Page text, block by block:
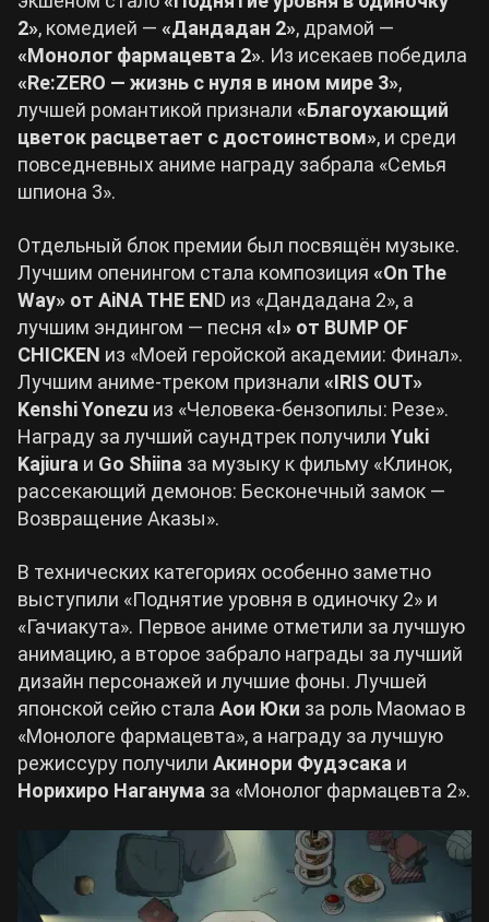
2», комедией — «Дандадан 2», драмой —
«Монолог фармацевта 2». Из исекаев победила
«Re:ZERO — жизнь с нуля в ином мире 3»,
лучшей романтикой признали «Благоухающий
цветок расцветает с достоинством», и среди
повседневных аниме награду забрала «Семья
шпиона 3».
Отдельный блок премии был посвящён музыке.
Лучшим опенингом стала композиция «On The
Way» от AiNA THE END из «Дандадана 2», а
лучшим эндингом — песня «I» от BUMP OF
CHICKEN из «Моей геройской академии: Финал».
Лучшим аниме-треком признали «IRIS OUT»
Kenshi Yonezu из «Человека-бензопилы: Резе».
Награду за лучший саундтрек получили Yuki
Kajiura и Go Shiina за музыку к фильму «Клинок,
рассекающий демонов: Бесконечный замок —
Возвращение Аказы».
В технических категориях особенно заметно
выступили «Поднятие уровня в одиночку 2» и
«Гачиакута». Первое аниме отметили за лучшую
анимацию, а второе забрало награды за лучший
дизайн персонажей и лучшие фоны. Лучшей
японской сейю стала Аои Юки за роль Маомао в
«Монологе фармацевта», а награду за лучшую
режиссуру получили Акинори Фудэсака и
Норихиро Наганума за «Монолог фармацевта 2».